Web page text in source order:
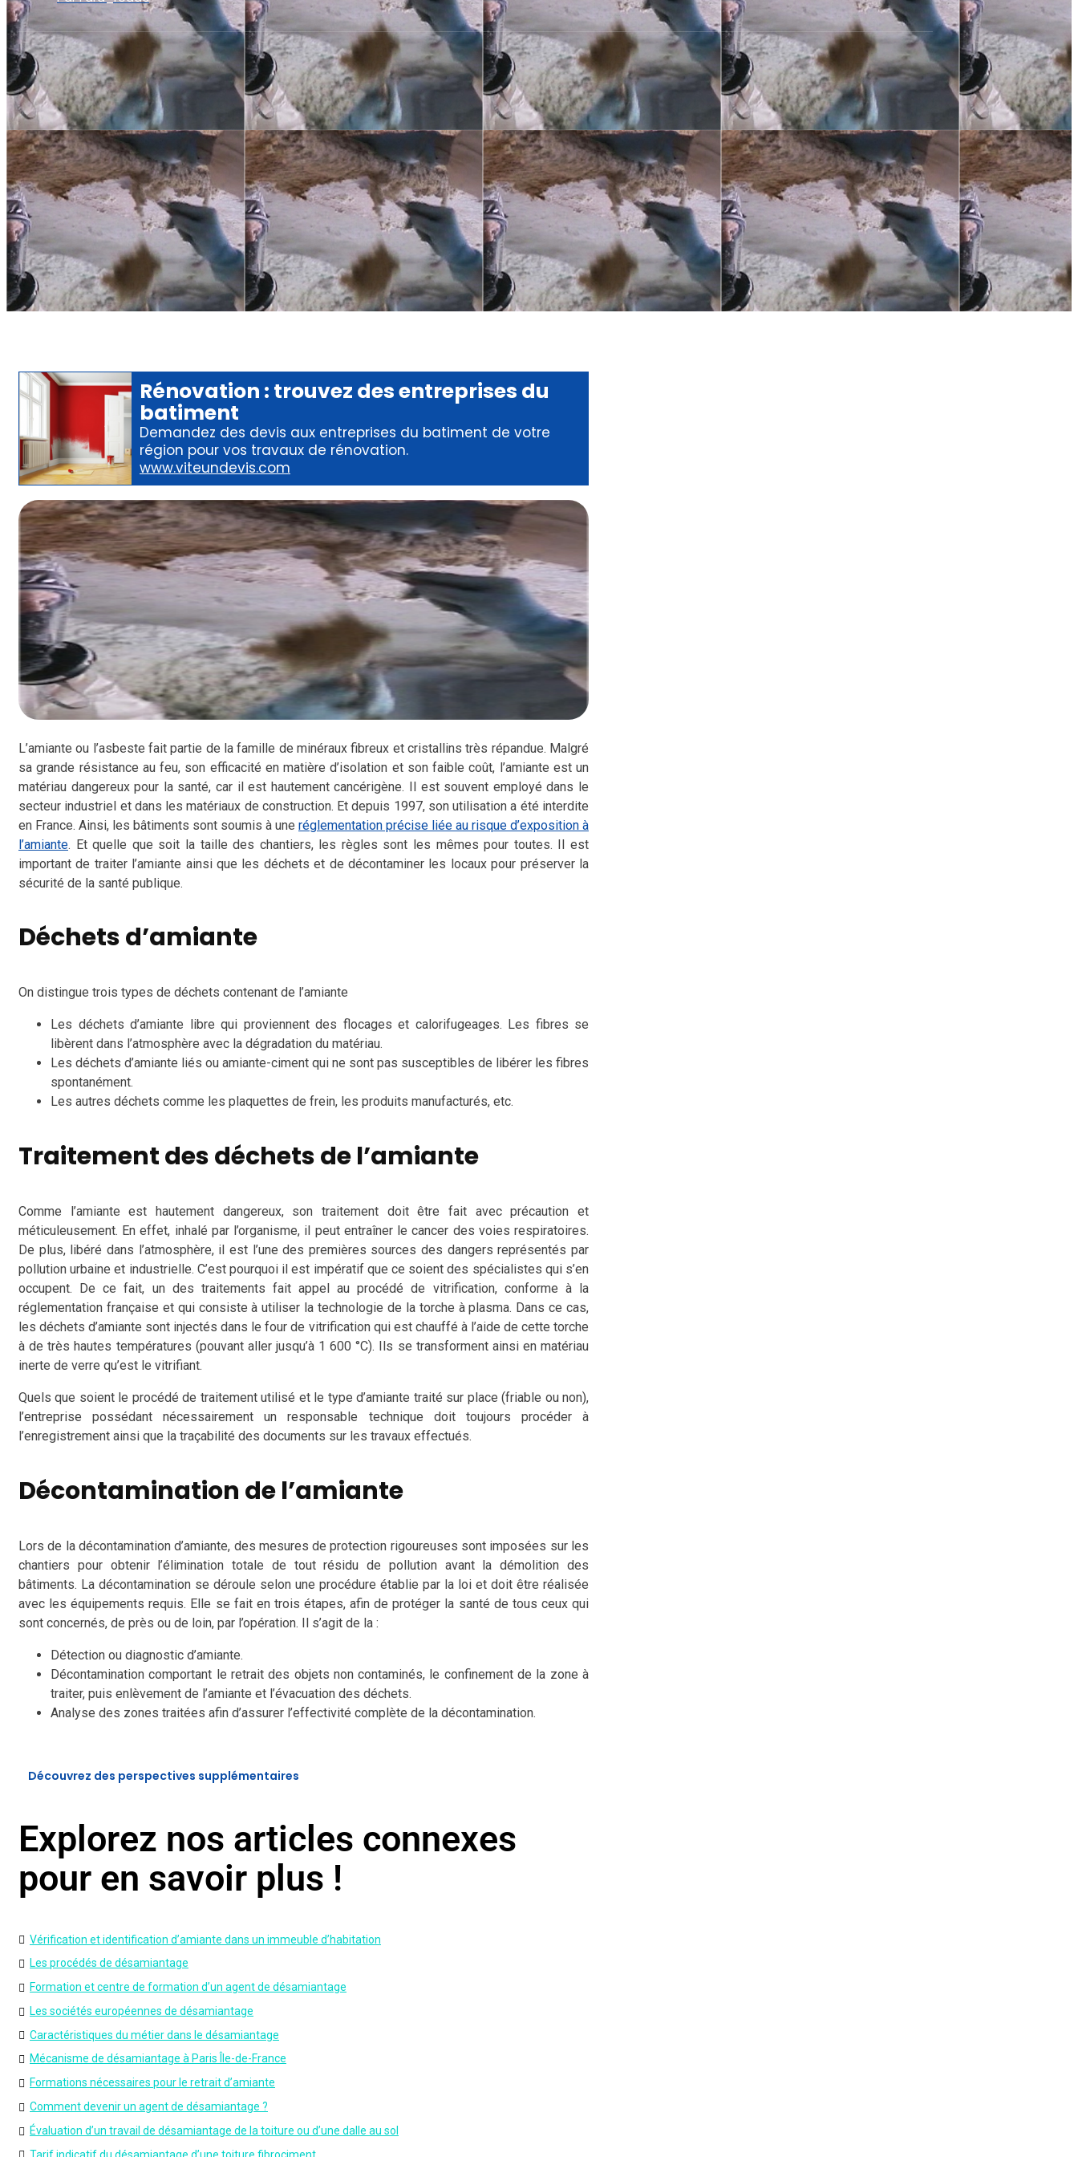
Rénovation : trouvez desentreprises du
batiment
Demandez des devis aux entreprises du batiment de votre
région pour vos travaux de rénovation.
www.viteundevis.com
L’amiante ou l’asbeste fait partie de la famille de minéraux fibreux et cristallins très répandue. Malgré
sa grande résistance au feu, son efficacité en matière d’isolation et son faible coût, l’amiante est un
matériau dangereux pour la santé, car il est hautement cancérigène. Il est souvent employé dans le
secteur industriel et dans les matériaux de construction. Et depuis 1997, son utilisation a été interdite
en France. Ainsi, les bâtiments sont soumis à une réglementation précise liée au risque d’exposition à
l’amiante. Et quelle que soit la taille des chantiers, les règles sont les mêmes pour toutes. Il est
important de traiter l’amiante ainsi que les déchets et de décontaminer les locaux pour préserver la
sécurité de la santé publique.
Déchets d’amiante
On distingue trois types de déchets contenant de l’amiante
Les déchets d’amiante libre qui proviennent des flocages et calorifugeages. Les fibres se
libèrent dans l’atmosphère avec la dégradation du matériau.
Les déchets d’amiante liés ou amiante-ciment qui ne sont pas susceptibles de libérer les fibres
spontanément.
Les autres déchets comme les plaquettes de frein, les produits manufacturés, etc.
Traitement des déchets de l’amiante
Comme l’amiante est hautement dangereux, son traitement doit être fait avec précaution et
méticuleusement. En effet, inhalé par l’organisme, il peut entraîner le cancer des voies respiratoires.
De plus, libéré dans l’atmosphère, il est l’une des premières sources des dangers représentés par
pollution urbaine et industrielle. C’est pourquoi il est impératif que ce soient des spécialistes qui s’en
occupent. De ce fait, un des traitements fait appel au procédé de vitrification, conforme à la
réglementation française et qui consiste à utiliser la technologie de la torche à plasma. Dans ce cas,
les déchets d’amiante sont injectés dans le four de vitrification qui est chauffé à l’aide de cette torche
à de très hautes températures (pouvant aller jusqu’à 1 600 °C). Ils se transforment ainsi en matériau
inerte de verre qu’est le vitrifiant.
Quels que soient le procédé de traitement utilisé et le type d’amiante traité sur place (friable ou non),
l’entreprise possédant nécessairement un responsable technique doit toujours procéder à
l’enregistrement ainsi que la traçabilité des documents sur les travaux effectués.
Décontamination de l’amiante
Lors de la décontamination d’amiante, des mesures de protection rigoureuses sont imposées sur les
chantiers pour obtenir l’élimination totale de tout résidu de pollution avant la démolition des
bâtiments. La décontamination se déroule selon une procédure établie par la loi et doit être réalisée
avec les équipements requis. Elle se fait en trois étapes, afin de protéger la santé de tous ceux qui
sont concernés, de près ou de loin, par l’opération. Il s’agit de la :
Détection ou diagnostic d’amiante.
Décontamination comportant le retrait des objets non contaminés, le confinement de la zone à
traiter, puis enlèvement de l’amiante et l’évacuation des déchets.
Analyse des zones traitées afin d’assurer l’effectivité complète de la décontamination.
Découvrez des perspectives supplémentaires
Explorez nos articles connexes
pour en savoir plus !
Vérification et identification d’amiante dans un immeuble d’habitation
Les procédés de désamiantage
Formation et centre de formation d’un agent de désamiantage
Les sociétés européennes de désamiantage
Caractéristiques du métier dans le désamiantage
Mécanisme de désamiantage à Paris Île-de-France
Formations nécessaires pour le retrait d’amiante
Comment devenir un agent de désamiantage ?
Évaluation d’un travail de désamiantage de la toiture ou d’une dalle au sol
Tarif indicatif du désamiantage d’une toiture fibrociment